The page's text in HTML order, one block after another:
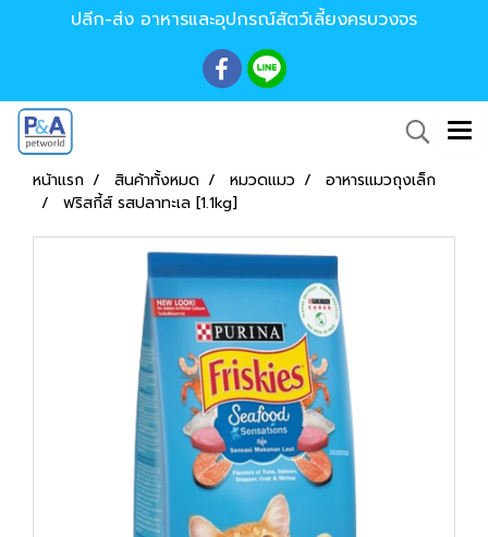
ปลีก-ส่ง อาหารและอุปกรณ์สัตว์เลี้ยงครบวงจร
หน้าแรก สินค้าทั้งหมด หมวดแมว
อาหารแมวถุงเล็ก
ฟริสกี้ส์ รสปลาทะเล [1.1kg]